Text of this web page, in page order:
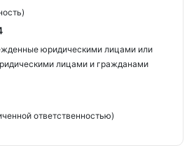
юридическими лицами или
лицами и гражданами
ответственностью)